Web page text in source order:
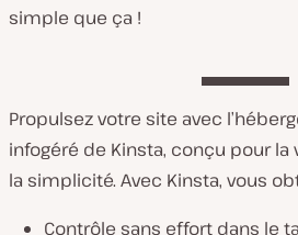
simple que ça !
Propulsez votre site avec
infogéré de Kinsta, conçu pour
la simplicité. Avec Kinsta, vous
Contrôle sans effort dans le